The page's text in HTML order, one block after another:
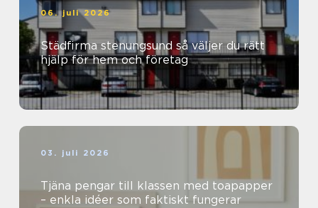
06. juli 2026
Städfirma stenungsund så väljer du rätt
hjälp för hem och företag
03. juli 2026
Tjäna pengar till klassen med toapapper
– enkla idéer som faktiskt fungerar